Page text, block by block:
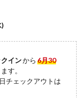
インから 6月30
す。
チェックアウトは